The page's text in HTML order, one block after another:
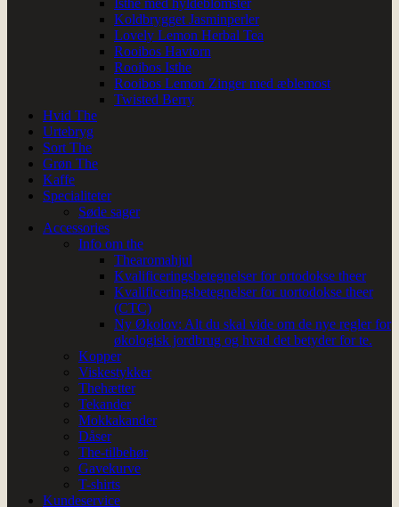
Isthe med hyldeblomster
Koldbrygget Jasminperler
Lovely Lemon Herbal Tea
Rooibos Havtorn
Rooibos Isthe
Rooibos Lemon Zinger med æblemost
Twisted Berry
Hvid The
Urtebryg
Sort The
Grøn The
Kaffe
Specialiteter
Søde sager
Accessories
Info om the
Thearomahjul
Kvalificeringsbetegnelser for ortodokse theer
Kvalificeringsbetegnelser for uortodokse theer
(CTC)
Ny Økolov: Alt du skal vide om de nye regler for
økologisk jordbrug og hvad det betyder for te.
Kopper
Viskestykker
Thehætter
Tekander
Mokkakander
Dåser
The-tilbehør
Gavekurve
T-shirts
Kundeservice